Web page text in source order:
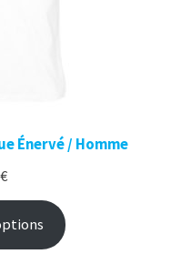
Énervé / Homme
€